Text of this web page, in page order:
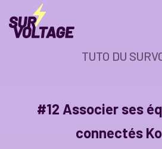
TUTO DU
#12 Associer ses
connectés